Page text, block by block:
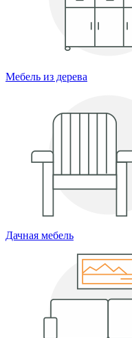
Мебель из дерева
Дачная мебель